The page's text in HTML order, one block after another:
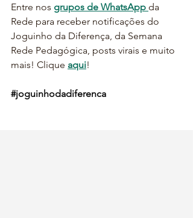
Entre nos grupos de WhatsApp da
Rede para receber notificações do
Joguinho da Diferença, da Semana
Rede Pedagógica, posts virais e muito
mais! Clique aqui!
#joguinhodadiferenca